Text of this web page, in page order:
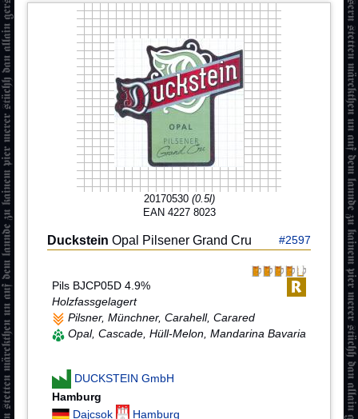
20170530 (0.5l)
EAN 4227 8023
Duckstein Opal Pilsener Grand Cru #2597
Pils BJCP05D 4.9%
Holzfassgelagert
Pilsner, Münchner, Carahell, Carared
Opal, Cascade, Hüll-Melon, Mandarina Bavaria
DUCKSTEIN GmbH
Hamburg
Dajcsok
Hamburg